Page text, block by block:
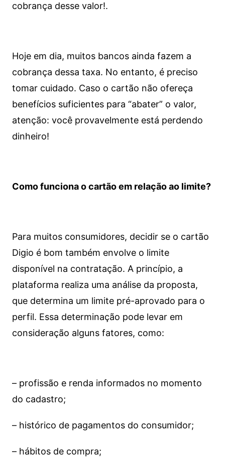
cobrança desse valor!.
Hoje em dia, muitos bancos ainda fazem a
cobrança dessa taxa. No entanto, é preciso
tomar cuidado. Caso o cartão não ofereça
benefícios suficientes para “abater” o valor,
atenção: você provavelmente está perdendo
dinheiro!
Como funciona o cartão em relação ao limite?
Para muitos consumidores, decidir se o cartão
Digio é bom também envolve o limite
disponível na contratação. A princípio, a
plataforma realiza uma análise da proposta,
que determina um limite pré-aprovado para o
perfil. Essa determinação pode levar em
consideração alguns fatores, como:
– profissão e renda informados no momento
do cadastro;
– histórico de pagamentos do consumidor;
– hábitos de compra;